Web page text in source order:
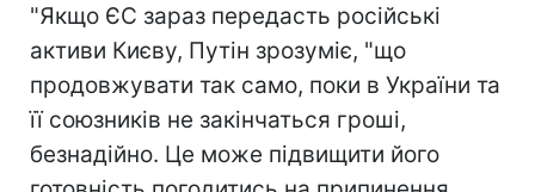
"Якщо ЄС зараз передасть російські
активи Києву, Путін зрозуміє, "що
продовжувати так само, поки в України та
її союзників не закінчаться гроші,
безнадійно. Це може підвищити його